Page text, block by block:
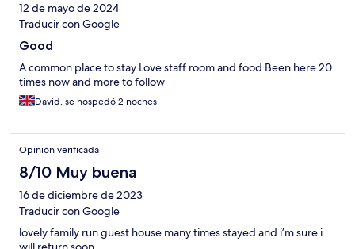
12 de mayo de 2024
Traducir con Google
Good
A common place to stay Love staff room and food Been here 20
times now and more to follow
David, se hospedó 2 noches
Opinión verificada
8/10 Muy buena
16 de diciembre de 2023
Traducir con Google
lovely family run guest house many times stayed and i’m sure i